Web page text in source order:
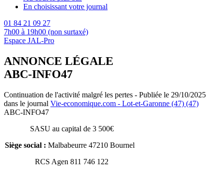
En choisissant votre journal
01 84 21 09 27
7h00 à 19h00 (non surtaxé)
Espace JAL-Pro
ANNONCE LÉGALE
ABC-INFO47
Continuation de l'activité malgré les pertes - Publiée le 29/10/2025
dans le journal Vie-economique.com - Lot-et-Garonne (47) (47)
ABC-INFO47
SASU au capital de 3 500€
Siège social : Malbabeurre 47210 Bournel
RCS Agen 811 746 122